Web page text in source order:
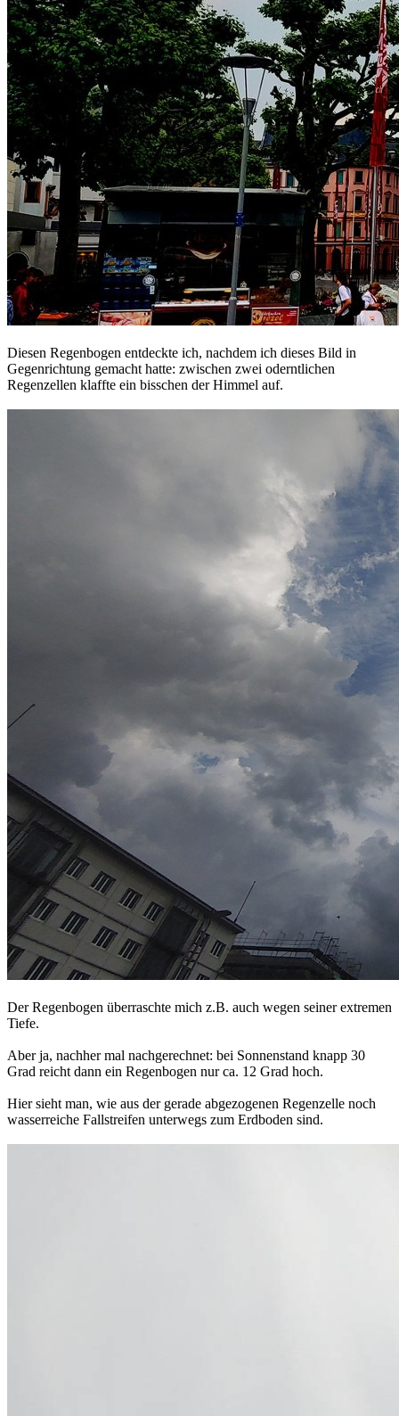
Diesen Regenbogen entdeckte ich, nachdem ich dieses Bild in
Gegenrichtung gemacht hatte: zwischen zwei oderntlichen
Regenzellen klaffte ein bisschen der Himmel auf.
Der Regenbogen überraschte mich z.B. auch wegen seiner extremen
Tiefe.
Aber ja, nachher mal nachgerechnet: bei Sonnenstand knapp 30
Grad reicht dann ein Regenbogen nur ca. 12 Grad hoch.
Hier sieht man, wie aus der gerade abgezogenen Regenzelle noch
wasserreiche Fallstreifen unterwegs zum Erdboden sind.